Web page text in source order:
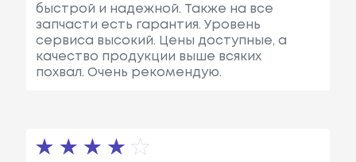
быстрой и надежной. Также на все
запчасти есть гарантия. Уровень
сервиса высокий. Цены доступные, а
качество продукции выше всяких
похвал. Очень рекомендую.